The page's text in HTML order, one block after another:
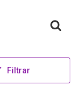
Filtrar